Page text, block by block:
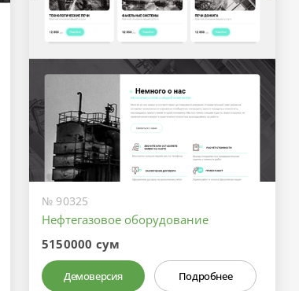
№ 90325
Нефтегазовое оборудование
5150000 сум
Демоверсия Подробнее